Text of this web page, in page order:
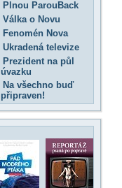
Plnou ParouBack
Válka o Novu
Fenomén Nova
Ukradená televize
Prezident na půl
úvazku
Na všechno buď
připraven!